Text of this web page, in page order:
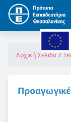
Αρχική Σελίδα